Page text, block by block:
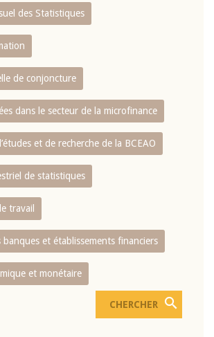
des Statistiques
de conjoncture
dans le secteur de la microfinance
et de recherche de la BCEAO
de statistiques
travail
banques et établissements financiers
et monétaire